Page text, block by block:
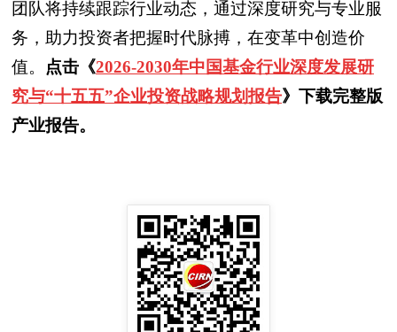
团队将持续跟踪行业动态，通过深度研究与专业服
务，助力投资者把握时代脉搏，在变革中创造价
值。 点击 《2026-2030年中国基金行业深度发展研
究与“十五五”企业投资战略规划报告》下载完整版
产业报告。